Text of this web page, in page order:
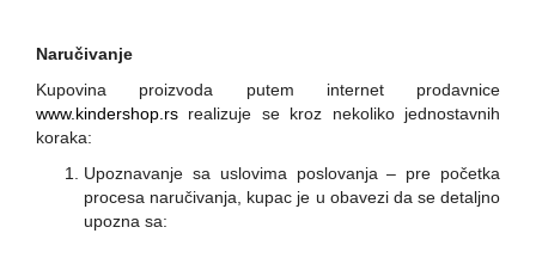
Naručivanje
Kupovina proizvoda putem internet prodavnice
www.kindershop.rs realizuje se kroz nekoliko jednostavnih
koraka:
Upoznavanje sa uslovima poslovanja – pre početka
procesa naručivanja, kupac je u obavezi da se detaljno
upozna sa: